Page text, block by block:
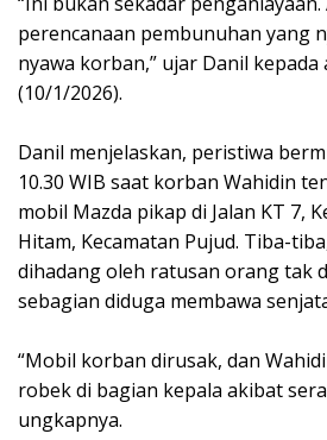
perencanaan pembunuhan yang
nyawa korban,” ujar Danil kepada
(10/1/2026).
Danil menjelaskan, peristiwa
10.30 WIB saat korban Wahidin
mobil Mazda pikap di Jalan KT 7,
Hitam, Kecamatan Pujud. Tiba-
dihadang oleh ratusan orang tak
sebagian diduga membawa
“Mobil korban dirusak, dan
robek di bagian kepala akibat
ungkapnya.